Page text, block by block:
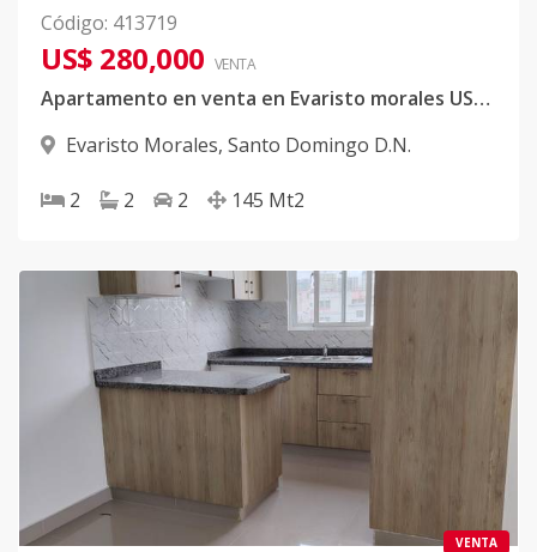
Código: 413719
US$ 280,000 VENTA
Apartamento en venta en Evaristo morales US$280.000
Evaristo Morales, Santo Domingo D.N.
2 2 2 145 Mt2
VENTA